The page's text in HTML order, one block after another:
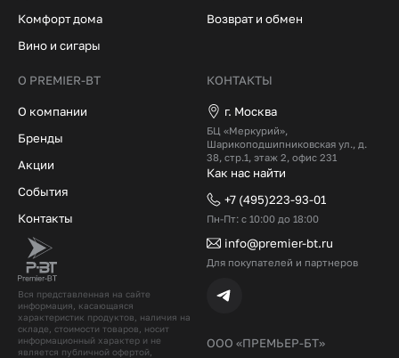
Вся представленная на сайте
информация, касающаяся
характеристик продуктов, наличия на
складе, стоимости товаров, носит
информационный характер и не
является публичной офертой,
ООО «ПРЕМЬЕР-БТ»
Комфорт дома
Вино и сигары
Возврат и обмен
О PREMIER-BT
О компании
Бренды
Акции
События
Контакты
КОНТАКТЫ
г. Москва
БЦ «Меркурий»,
Шарикоподшипниковская ул., д.
38, стр.1, этаж 2, офис 231
Как нас найти
+7 (495)223-93-01
Пн-Пт: с 10:00 до 18:00
info@premier-bt.ru
Для покупателей и партнеров